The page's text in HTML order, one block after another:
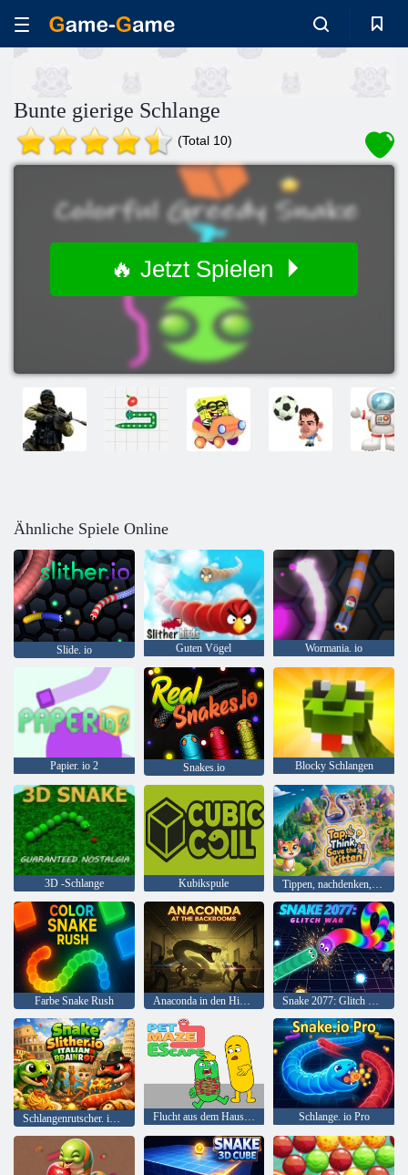
Bunte gierige Schlange
(Total 10)
🔥 Jetzt Spielen
Ähnliche Spiele Online
Slide. io Guten Vögel Wormania. io
Papier. io 2 Snakes.io Blocky Schlangen
3D -Schlange Kubikspule Tippen, nachdenken, das Kätzchen retten!
Farbe Snake Rush Anaconda in den Hinterzimmern Snake 2077: Glitch War
Flucht aus dem Haustierlabyrinth Schlange. io Pro